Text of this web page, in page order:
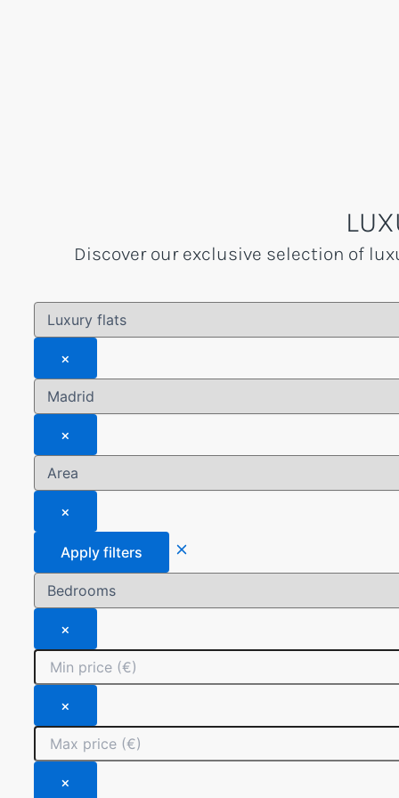
Discover our exclusive selection of
×
×
×
Apply filters
×
×
×